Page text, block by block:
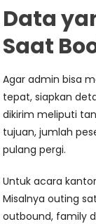
Data
Saat
Agar admin bisa
tepat, siapkan
dikirim meliputi
tujuan, jumlah
pulang pergi.
Untuk acara
Misalnya outing
outbound, family